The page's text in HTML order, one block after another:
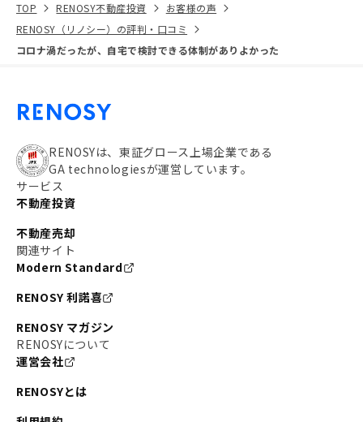
TOP RENOSY不動産投資
お客様の声
RENOSY（リノシー）の評判・口コミ
コロナ渦だったが、自宅で検討できる体制がありよかった
RENOSYは、東証グロース上場企業である
GA technologiesが運営しています。
サービス
不動産投資
不動産売却
関連サイト
Modern Standard
RENOSY 利諾喜
RENOSY マガジン
RENOSYについて
運営会社
RENOSYとは